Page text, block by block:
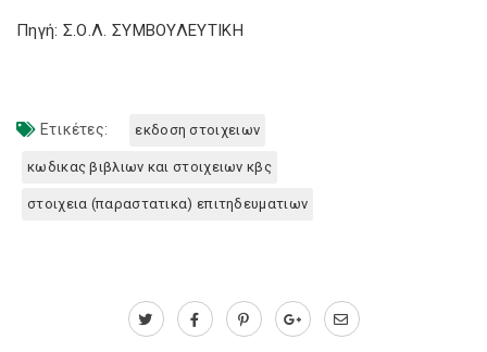
Πηγή: Σ.Ο.Λ. ΣΥΜΒΟΥΛΕΥΤΙΚΗ
Ετικέτες: εκδοση στοιχειων
κωδικας βιβλιων και στοιχειων κβς
στοιχεια (παραστατικα) επιτηδευματιων